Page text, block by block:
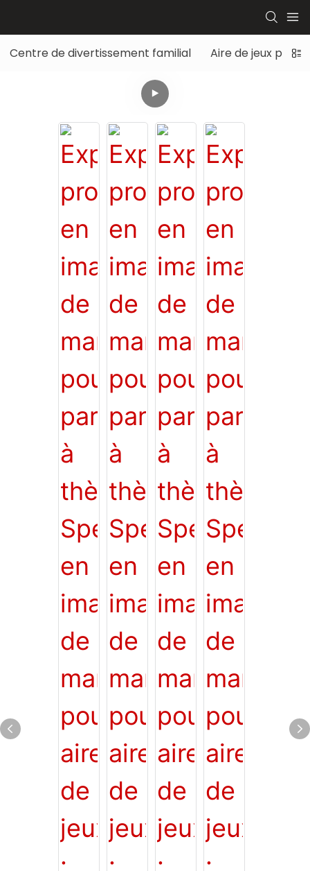
Centre de divertissement familial Aire de jeux pour